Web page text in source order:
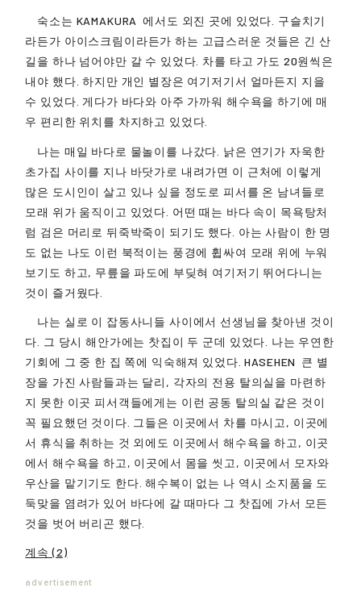
숙소는 KAMAKURA 에서도 외진 곳에 있었다. 구슬치기
라든가 아이스크림이라든가 하는 고급스러운 것들은 긴 산
길을 하나 넘어야만 갈 수 있었다. 차를 타고 가도 20원씩은
내야 했다. 하지만 개인 별장은 여기저기서 얼마든지 지을
수 있었다. 게다가 바다와 아주 가까워 해수욕을 하기에 매
우 편리한 위치를 차지하고 있었다.
나는 매일 바다로 물놀이를 나갔다. 낡은 연기가 자욱한
초가집 사이를 지나 바닷가로 내려가면 이 근처에 이렇게
많은 도시인이 살고 있나 싶을 정도로 피서를 온 남녀들로
모래 위가 움직이고 있었다. 어떤 때는 바다 속이 목욕탕처
럼 검은 머리로 뒤죽박죽이 되기도 했다. 아는 사람이 한 명
도 없는 나도 이런 북적이는 풍경에 휩싸여 모래 위에 누워
보기도 하고, 무릎을 파도에 부딪혀 여기저기 뛰어다니는
것이 즐거웠다.
나는 실로 이 잡동사니들 사이에서 선생님을 찾아낸 것이
다. 그 당시 해안가에는 찻집이 두 군데 있었다. 나는 우연한
기회에 그 중 한 집 쪽에 익숙해져 있었다.HASEHEN 큰 별
장을 가진 사람들과는 달리, 각자의 전용 탈의실을 마련하
지 못한 이곳 피서객들에게는 이런 공동 탈의실 같은 것이
꼭 필요했던 것이다. 그들은 이곳에서 차를 마시고, 이곳에
서 휴식을 취하는 것 외에도 이곳에서 해수욕을 하고, 이곳
에서 해수욕을 하고, 이곳에서 몸을 씻고, 이곳에서 모자와
우산을 맡기기도 한다. 해수복이 없는 나 역시 소지품을 도
둑맞을 염려가 있어 바다에 갈 때마다 그 찻집에 가서 모든
것을 벗어 버리곤 했다.
계속 (2)
advertisement